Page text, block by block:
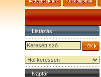
Listázás
Naptár